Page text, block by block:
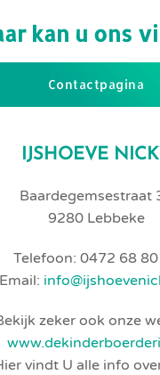
kan u ons
Contactpagina
IJSHOEVE
Baardegemsestraat
9280 Lebbeke
Telefoon: 0472 68
Email:
zeker ook onze
vindt U alle info